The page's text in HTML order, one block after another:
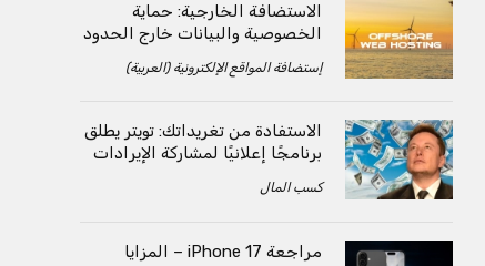
الاستضافة الخارجية: حماية
الخصوصية والبيانات خارج الحدود
إستضافة المواقع الإلكترونية (العربية)
الاستفادة من تغريداتك: تويتر يطلق
برنامجًا إعلانيًا لمشاركة الإيرادات
كسب المال
مراجعة iPhone 17 – المزايا